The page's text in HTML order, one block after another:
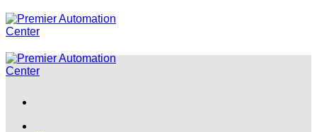
ข้าม
ไป
เนื้อหา